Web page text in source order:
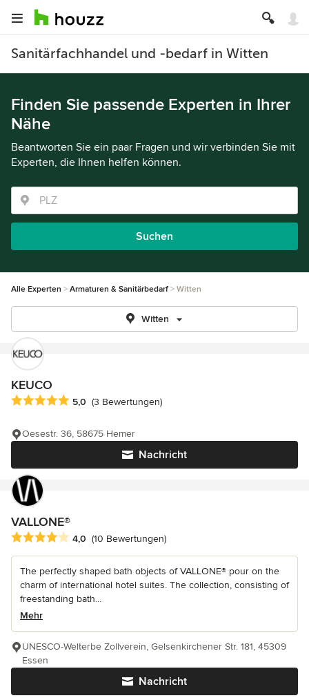
Sanitärfachhandel und -bedarf in Witten
Finden Sie passende Experten in Ihrer
Nähe
Beantworten Sie ein paar Fragen und wir verbinden Sie mit
Experten, die Ihnen helfen können.
Suchen
Alle Experten Armaturen & Sanitärbedarf Witten
Witten
KEUCO
Durchschnittliche Bewertung: 5 von 5 Sternen
5,0 (3 Bewertungen)
Nachricht
Oesestr. 36, 58675 Hemer
VALLONE®
Durchschnittliche Bewertung: 4 von 5 Sternen
4,0 (10 Bewertungen)
The perfectly shaped bath objects of VALLONE® pour on the
charm of international hotel suites. The collection, consisting of
freestanding bath...
Mehr
Nachricht
UNESCO-Welterbe Zollverein, Gelsenkirchener Str. 181, 45309
Essen